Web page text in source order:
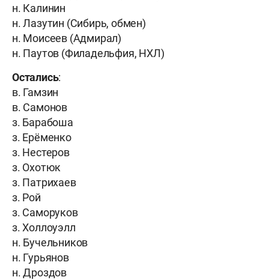
н. Калинин
н. Лазутин (Сибирь, обмен)
н. Моисеев (Адмирал)
н. Паутов (Филадельфия, НХЛ)
Остались:
в. Гамзин
в. Самонов
з. Барабоша
з. Ерёменко
з. Нестеров
з. Охотюк
з. Патрихаев
з. Рой
з. Саморуков
з. Холлоуэлл
н. Бучельников
н. Гурьянов
н. Дроздов